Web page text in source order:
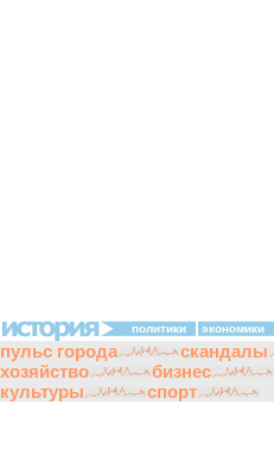
политики экономики
пульс города скандалы
хозяйство
бизнес
культуры
спорт